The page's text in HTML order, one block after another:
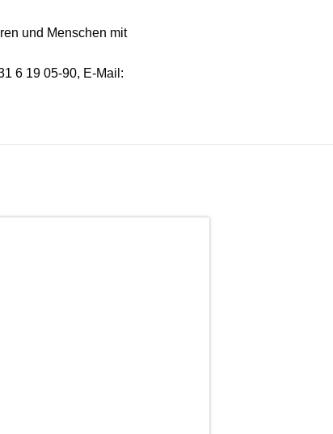
und Menschen mit
6 19 05-90, E-Mail: